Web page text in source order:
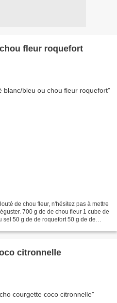
fleur roquefort
de chou fleur, n'hésitez pas à mettre
700 g de de chou fleur 1 cube de
50 g de de roquefort 50 g de de
citronnelle